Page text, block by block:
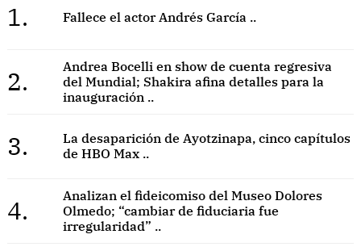
1. Fallece el actor Andrés García ..
2.
Andrea Bocelli en show de cuenta regresiva
del Mundial; Shakira afina detalles para la
inauguración ..
3.
La desaparición de Ayotzinapa, cinco capítulos
de HBO Max ..
4.
Analizan el fideicomiso del Museo Dolores
Olmedo; “cambiar de fiduciaria fue
irregularidad” ..